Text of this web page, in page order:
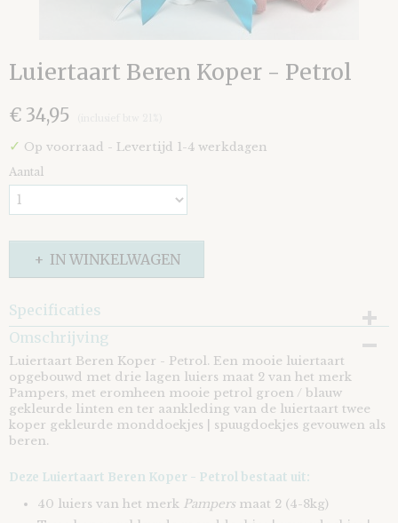
Luiertaart Beren Koper - Petrol
€ 34,95
✓ Op voorraad - Levertijd 1-4 werkdagen
Aantal
IN WINKELWAGEN
Specificaties
EAN code
8721073411174
Omschrijving
Luiertaart Beren Koper - Petrol. Een mooie luiertaart
opgebouwd met drie lagen luiers maat 2 van het merk
Pampers, met eromheen mooie petrol groen / blauw
gekleurde linten en ter aankleding van de luiertaart twee
koper gekleurde monddoekjes | spuugdoekjes gevouwen als
beren.
Deze Luiertaart Beren Koper - Petrol bestaat uit:
40 luiers van het merk Pampers maat 2 (4-8kg)